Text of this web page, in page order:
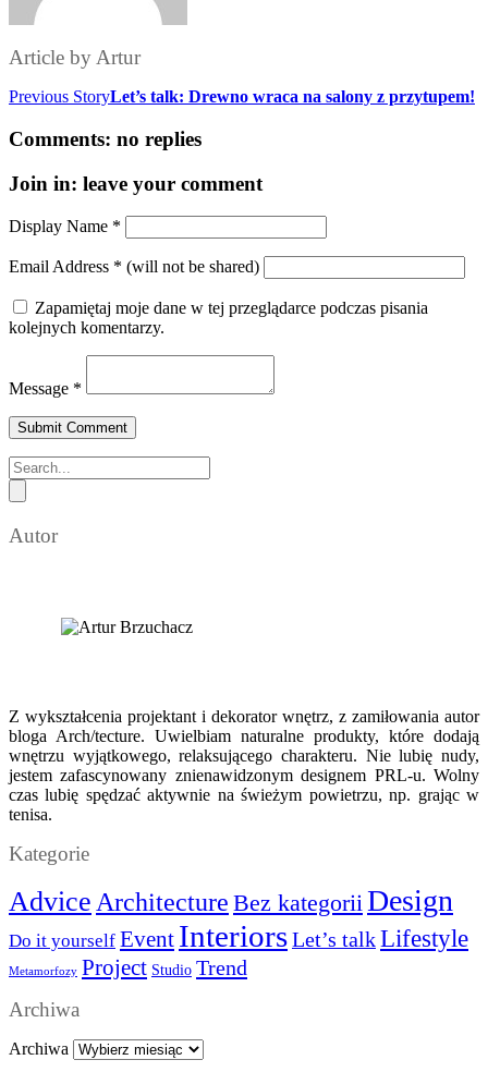
Article byArtur
Previous StoryLet’s talk: Drewno wraca na salony z przytupem!
Comments: no replies
Join in: leave your comment
Display Name *
Email Address * (will not be shared)
Zapamiętaj moje dane w tej przeglądarce podczas pisania
kolejnych komentarzy.
Message *
Autor
Z wykształcenia projektant i dekorator wnętrz, z zamiłowania autor
bloga Arch/tecture. Uwielbiam naturalne produkty, które dodają
wnętrzu wyjątkowego, relaksującego charakteru. Nie lubię nudy,
jestem zafascynowany znienawidzonym designem PRL-u. Wolny
czas lubię spędzać aktywnie na świeżym powietrzu, np. grając w
tenisa.
Kategorie
Advice Architecture Bez kategorii Design
Do it yourself Event InteriorsLet’s talkLifestyle
Metamorfozy Project Studio Trend
Archiwa
Archiwa